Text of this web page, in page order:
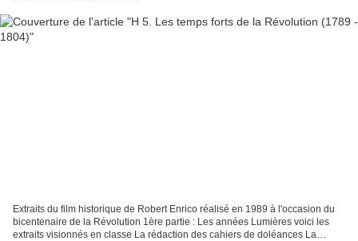
Extraits du film historique de Robert Enrico réalisé en 1989 à l'occasion du
bicentenaire de la Révolution 1ère partie : Les années Lumières voici les
extraits visionnés en classe La rédaction des cahiers de doléances La